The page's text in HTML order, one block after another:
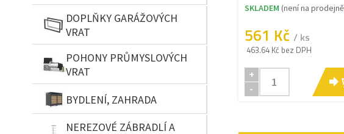
DOPLŇKY GARÁŽOVÝCH
VRAT
POHONY PRŮMYSLOVÝCH
VRAT
BYDLENÍ, ZAHRADA
NEREZOVÉ ZÁBRADLÍ A
SKLADEM (není na
561 Kč / ks
463.64 Kč bez DPH
+
-